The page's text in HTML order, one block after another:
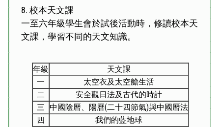
8. 校本天文課
一至六年級學生會於試後活動時，修讀校本天
文課，學習不同的天文知識。
年級
天文課
一
太空衣及太空艙生活
二
安全觀日法及古代的時計
三 中國陰曆、陽曆(二十四節氣)與中國曆法
四
我們的藍地球